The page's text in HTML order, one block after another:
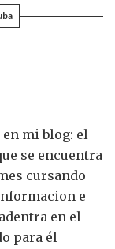
mi blog: el
se encuentra
cursando
e
en el
para él